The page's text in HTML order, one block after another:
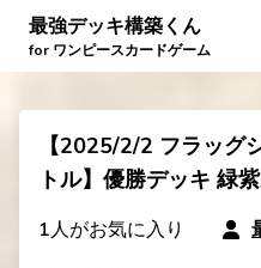
最強デッキ構築くん
for ワンピースカードゲーム
【2025/2/2 フラッグ
トル】優勝デッキ 緑
1人がお気に入り